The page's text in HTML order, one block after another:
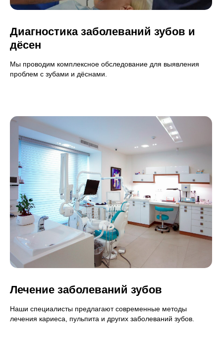
Диагностика заболеваний зубов и
дёсен
Мы проводим комплексное обследование для выявления
проблем с зубами и дёснами.
Лечение заболеваний зубов
Наши специалисты предлагают современные методы
лечения кариеса, пульпита и других заболеваний зубов.